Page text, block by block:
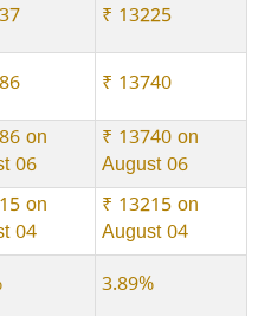
₹ 13225
₹ 13740
on
06
₹ 13740 on
August 06
on
04
₹ 13215 on
August 04
3.89%